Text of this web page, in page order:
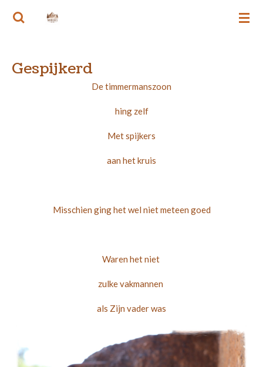
Ga
hoofdinhoud
Gespijkerd
De timmermanszoon
hing zelf
Met spijkers
aan het kruis
Misschien ging het wel niet meteen goed
Waren het niet
zulke vakmannen
als Zijn vader was